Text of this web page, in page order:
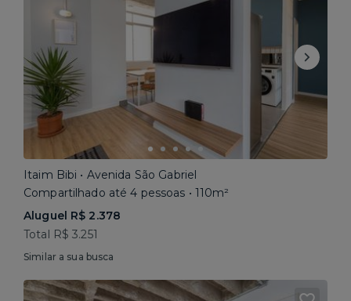
Itaim Bibi • Avenida São Gabriel
Compartilhado até 4 pessoas • 110m²
Aluguel R$ 2.378
Total R$ 3.251
Similar a sua busca